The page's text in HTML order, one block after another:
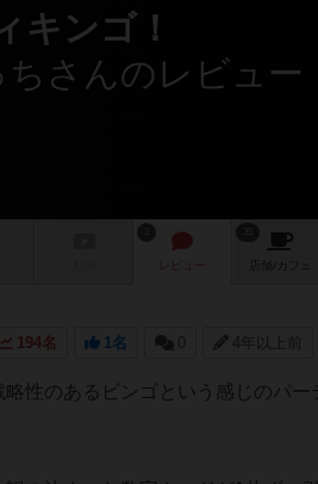
キンゴ！
ちさんのレビュー
レビュー 店舗/ カフェ
194名 1名 0 4年以上前
略性のあるビンゴという感じのパー